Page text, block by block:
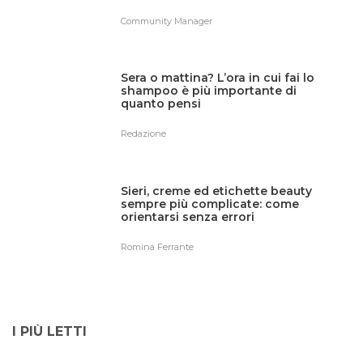
Community Manager
Sera o mattina? L’ora in cui fai lo
shampoo è più importante di
quanto pensi
Redazione
Sieri, creme ed etichette beauty
sempre più complicate: come
orientarsi senza errori
Romina Ferrante
I PIÙ LETTI